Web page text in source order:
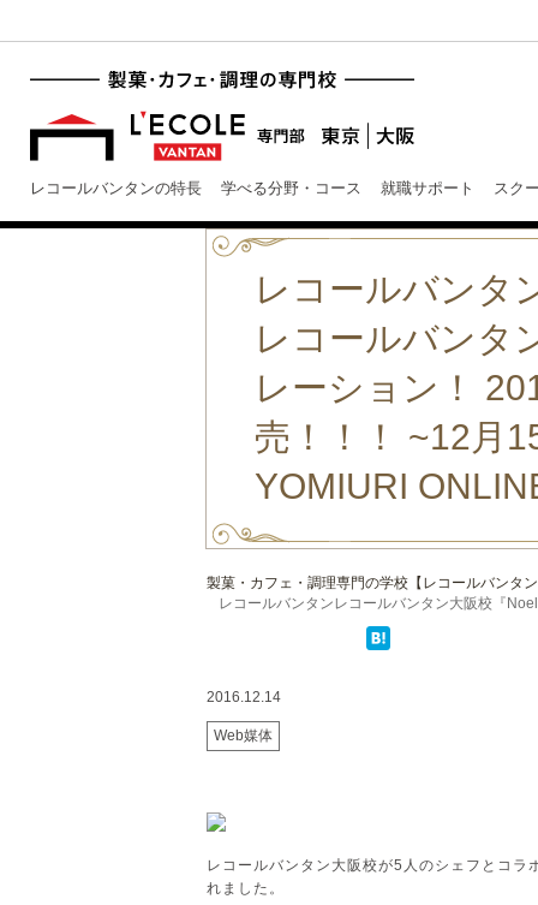
レコールバンタンの特長 学べる分野・コース 就職サポート スク
レコールバンタ
レコールバンタ
レーション！
売！！！ ~12月
YOMIURI
製菓・カフェ・調理専門の学校【レコールバンタ
レコールバンタンレコールバンタン大阪校『
2016.12.14
Web媒体
レコールバンタン大阪校が5人のシェフとコ
れました。